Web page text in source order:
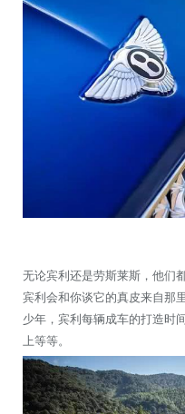
无论宾利还是劳斯莱斯，他们
宾利会和你谈它的真皮来自那
少年，宾利每辆成车的打造时
上等等。